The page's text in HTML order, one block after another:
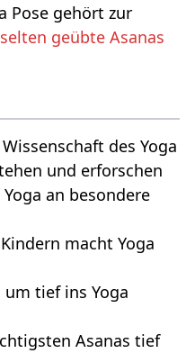
Pose gehört zur
selten geübte Asanas
des Yoga
und erforschen
Yoga an besondere
macht Yoga
um tief ins Yoga
Asanas tief